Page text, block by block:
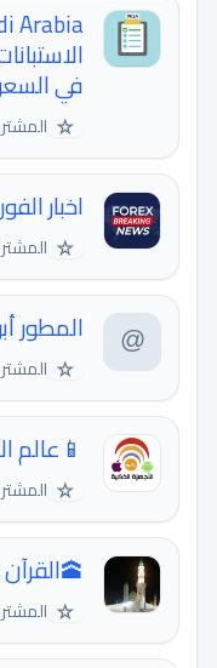
في
☆
اخبار
☆
المطور
☆
📱عالم
☆
🕋القرآن
☆